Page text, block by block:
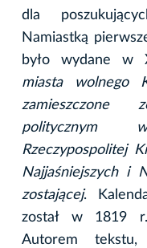
dla
Namiastką
było wydane w
miasta wolnego
zamieszczone
politycznym
Rzeczypospolitej
Najjaśniejszych i
zostającej.
został w 1819
Autorem